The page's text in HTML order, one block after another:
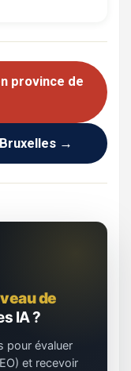
province de
→
de
IA ?
pour évaluer
et recevoir